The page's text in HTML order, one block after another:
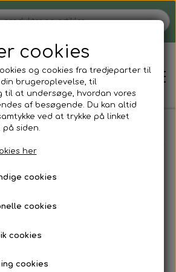
Hjem
der ikke strammer
Om
cookies
og cookies fra tredjeparter til
brugeroplevelse, til
til at undersøge, hvordan vores
af besøgende. Du kan altid
ved at trykke på linket
på siden.
her
cookies
cookies
cookies
cookies